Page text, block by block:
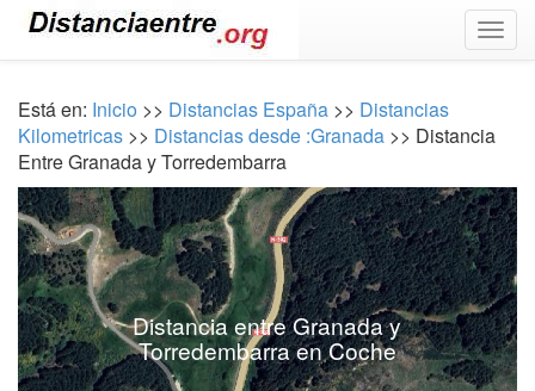
Está en: Inicio >> Distancias España >> Distancias
Kilometricas >> Distancias desde :Granada >> Distancia
Entre Granada y Torredembarra
Distancia entre Granada y
Torredembarra en Coche